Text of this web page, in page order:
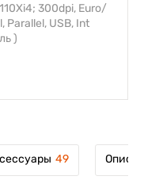
300dpi, Euro/
Parallel, USB, Int
)
49